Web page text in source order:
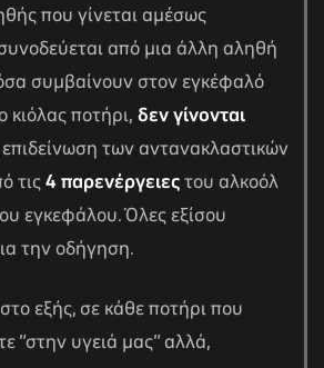
που γίνεται αμέσως
από μια άλλη αληθή
συμβαίνουν στον εγκέφαλό
ποτήρι, δεν γίνονται
των αντανακλαστικών
τις4 παρενέργειεςτου αλκοόλ
εγκεφάλου. Όλες εξίσου
την οδήγηση.
εξής, σε κάθε ποτήρι που
“στην υγειά μας” αλλά,